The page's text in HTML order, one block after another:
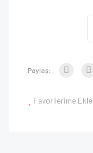
Paylaş:
Favorilerime Ekle